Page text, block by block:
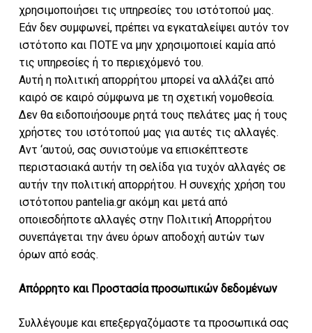
χρησιμοποιήσει τις υπηρεσίες του ιστότοπού μας.
Εάν δεν συμφωνεί, πρέπει να εγκαταλείψει αυτόν τον
ιστότοπο και ΠΟΤΕ να μην χρησιμοποιεί καμία από
τις υπηρεσίες ή το περιεχόμενό του.
Αυτή η πολιτική απορρήτου μπορεί να αλλάζει από
καιρό σε καιρό σύμφωνα με τη σχετική νομοθεσία.
Δεν θα ειδοποιήσουμε ρητά τους πελάτες μας ή τους
χρήστες του ιστότοπού μας για αυτές τις αλλαγές.
Αντ ‘αυτού, σας συνιστούμε να επισκέπτεστε
περιστασιακά αυτήν τη σελίδα για τυχόν αλλαγές σε
αυτήν την πολιτική απορρήτου. Η συνεχής χρήση του
ιστότοπου pantelia.gr ακόμη και μετά από
οποιεσδήποτε αλλαγές στην Πολιτική Απορρήτου
συνεπάγεται την άνευ όρων αποδοχή αυτών των
όρων από εσάς.
Απόρρητο και Προστασία προσωπικών δεδομένων
Συλλέγουμε και επεξεργαζόμαστε τα προσωπικά σας